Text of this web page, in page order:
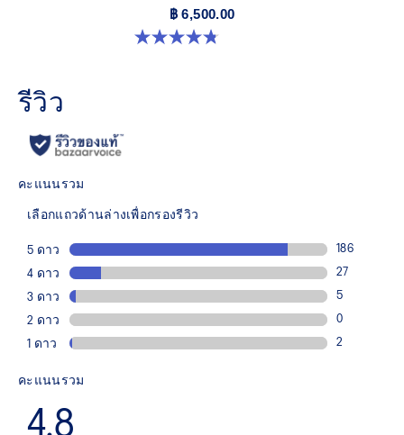
฿ 6,500.00
4.8 จาก 5 ดาว 104 รีวิว